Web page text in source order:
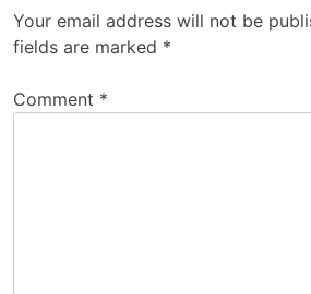
Your email address will not be
fields are marked *
Comment *